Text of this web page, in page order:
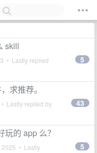
skill
• Lastly replied
5
求推荐。
• Lastly replied by 43
的 app 么？
2025 • Lastly
5